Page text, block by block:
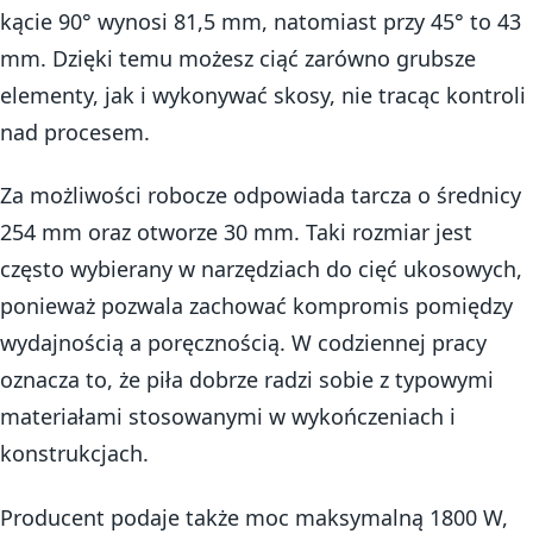
kącie 90° wynosi 81,5 mm, natomiast przy 45° to 43
mm. Dzięki temu możesz ciąć zarówno grubsze
elementy, jak i wykonywać skosy, nie tracąc kontroli
nad procesem.
Za możliwości robocze odpowiada tarcza o średnicy
254 mm oraz otworze 30 mm. Taki rozmiar jest
często wybierany w narzędziach do cięć ukosowych,
ponieważ pozwala zachować kompromis pomiędzy
wydajnością a poręcznością. W codziennej pracy
oznacza to, że piła dobrze radzi sobie z typowymi
materiałami stosowanymi w wykończeniach i
konstrukcjach.
Producent podaje także moc maksymalną 1800 W,